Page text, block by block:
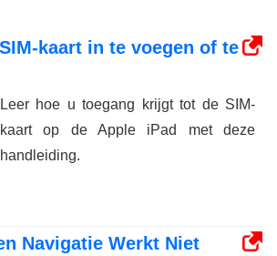
kaart in te voegen of te
Leer hoe u toegang krijgt tot de SIM-
kaart op de Apple iPad met deze
handleiding.
Navigatie Werkt Niet